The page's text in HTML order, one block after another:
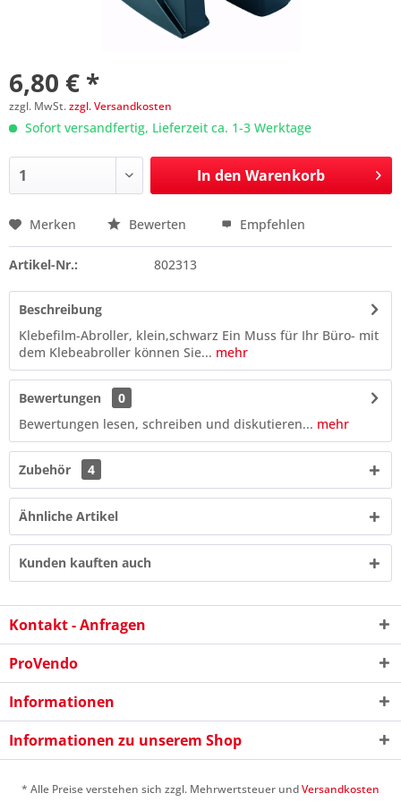
6,80 € *
zzgl. MwSt.zzgl. Versandkosten
Sofort versandfertig, Lieferzeit ca. 1-3 Werktage
In den Warenkorb
Preis anfragen
Merken Bewerten Empfehlen
Artikel-Nr.: 802313
Beschreibung
Klebefilm-Abroller, klein,schwarz Ein Muss für Ihr Büro- mit
dem Klebeabroller können Sie... mehr
Bewertungen
0
Bewertungen lesen, schreiben und diskutieren... mehr
Zubehör 4
Ähnliche Artikel
Kunden kauften auch
Kontakt - Anfragen
ProVendo
Informationen
Informationen zu unserem Shop
* Alle Preise verstehen sich zzgl. Mehrwertsteuer undVersandkosten